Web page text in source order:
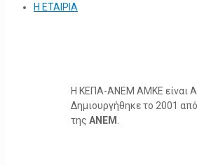
Η ΕΤΑΙΡΙΑ
Η ΚΕΠΑ-ΑΝΕΜ ΑΜΚΕ είναι
Δημιουργήθηκε το 2001
της ΑΝΕΜ